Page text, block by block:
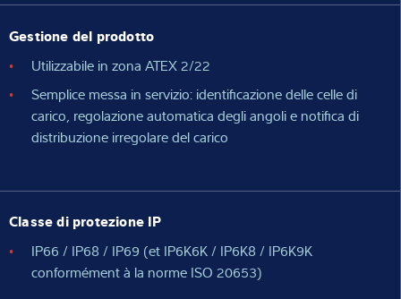
Gestione del prodotto
Utilizzabile in zona ATEX 2/22
Semplice messa in servizio: identificazione delle celle di
carico, regolazione automatica degli angoli e notifica di
distribuzione irregolare del carico
Classe di protezione IP
IP66 / IP68 / IP69 (et IP6K6K / IP6K8 / IP6K9K
conformément à la norme ISO 20653)